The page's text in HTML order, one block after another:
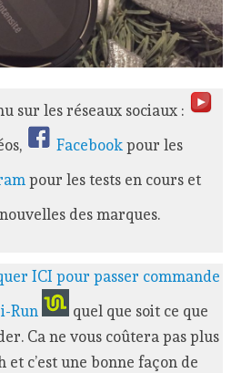
sur les réseaux sociaux :
Facebookpour les
pour les tests en cours et
des marques.
ICI pour passer commande
Run
quel que soit ce que
Ca ne vous coûtera pas plus
et c’est une bonne façon de